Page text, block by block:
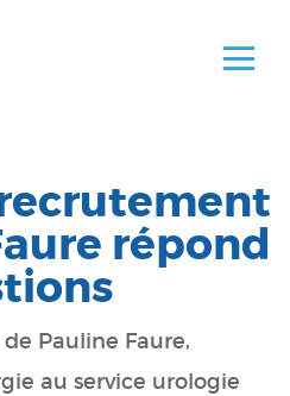
répond
Pauline Faure,
au service urologie